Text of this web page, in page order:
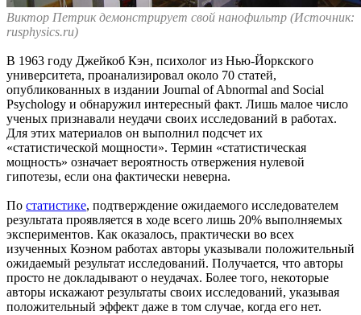
Виктор Петрик демонстрирует свой нанофильтр (Источник:
rusphysics.ru)
В 1963 году Джейкоб Кэн, психолог из Нью-Йоркского
университета, проанализировал около 70 статей,
опубликованных в издании Journal of Abnormal and Social
Psychology и обнаружил интересный факт. Лишь малое число
ученых признавали неудачи своих исследований в работах.
Для этих материалов он выполнил подсчет их
«статистической мощности». Термин «статистическая
мощность» означает вероятность отвержения нулевой
гипотезы, если она фактически неверна.
По статистике, подтверждение ожидаемого исследователем
результата проявляется в ходе всего лишь 20% выполняемых
экспериментов. Как оказалось, практически во всех
изученных Коэном работах авторы указывали положительный
ожидаемый результат исследований. Получается, что авторы
просто не докладывают о неудачах. Более того, некоторые
авторы искажают результаты своих исследований, указывая
положительный эффект даже в том случае, когда его нет.